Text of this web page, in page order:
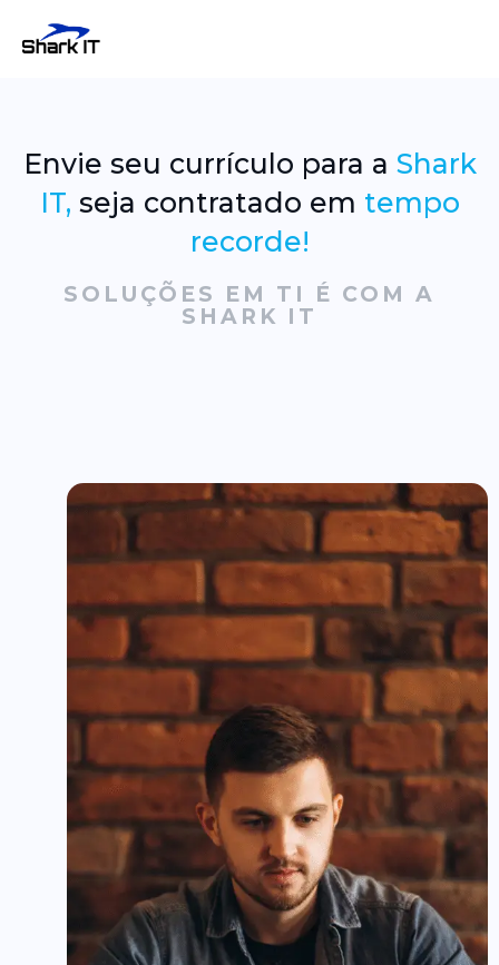
Envie seu currículo para a Shark
IT, seja contratado em tempo
recorde!
SOLUÇÕES EM TI É COM A
SHARK IT